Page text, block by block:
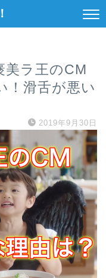
美ラ王のCM
！滑舌が悪い
2019年9月30日